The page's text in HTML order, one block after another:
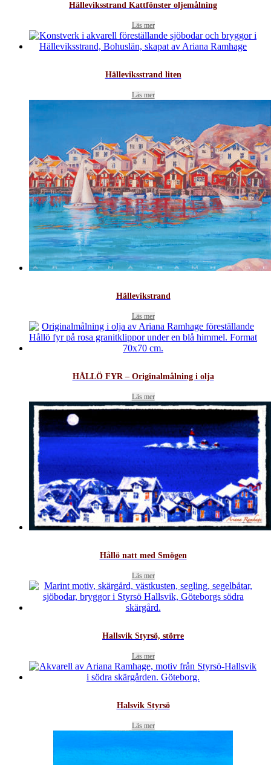
Hälleviksstrand Kattfönster oljemålning
Läs mer
Hälleviksstrand liten
Läs mer
Hällevikstrand
Läs mer
HÅLLÖ FYR – Originalmålning i olja
Läs mer
Hållö natt med Smögen
Läs mer
Hallsvik Styrsö, större
Läs mer
Halsvik Styrsö
Läs mer